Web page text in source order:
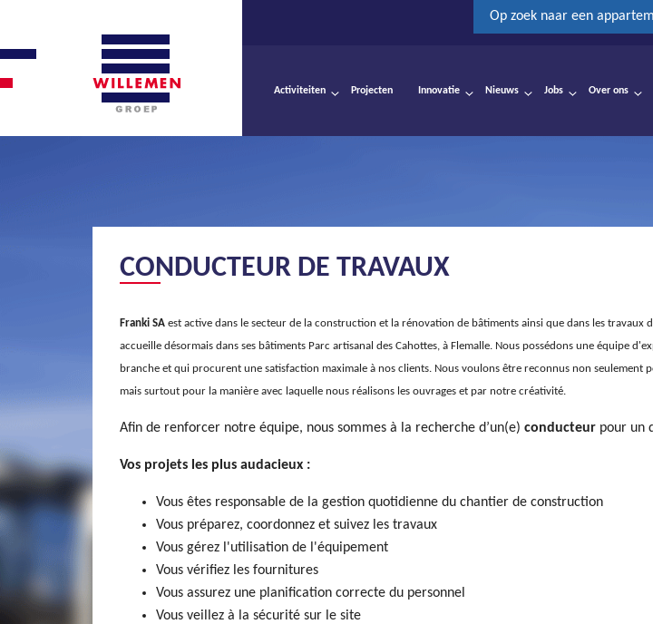
Op zoek naar een
Activiteiten Projecten Innovatie Nieuws Jobs Over ons
CONDUCTEUR DE TRAVAUX
Franki SA est active dans le secteur de la construction et la rénovation de bâtiments ainsi que dans les travaux
accueille désormais dans ses bâtiments Parc artisanal des Cahottes, à Flemalle. Nous possédons une équipe
branche et qui procurent une satisfaction maximale à nos clients. Nous voulons être reconnus non seulement
mais surtout pour la manière avec laquelle nous réalisons les ouvrages et par notre créativité.
Afin de renforcer notre équipe, nous sommes à la recherche d’un(e) conducteur pour un
Vos projets les plus audacieux :
Vous êtes responsable de la gestion quotidienne du chantier de construction
Vous préparez, coordonnez et suivez les travaux
Vous gérez l'utilisation de l'équipement
Vous vérifiez les fournitures
Vous assurez une planification correcte du personnel
Vous veillez à la sécurité sur le site